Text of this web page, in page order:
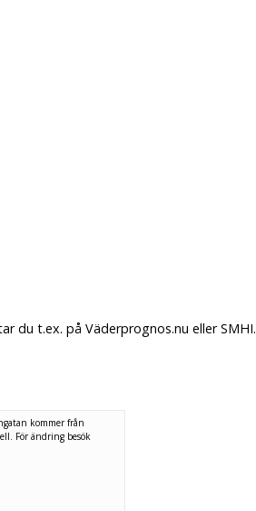
du t.ex. på Väderprognos.nu eller SMHI.
kommer från
För ändring besök